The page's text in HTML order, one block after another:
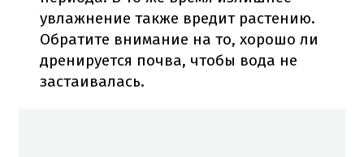
увлажнение также вредит растению.
Обратите внимание на то, хорошо ли
дренируется почва, чтобы вода не
застаивалась.